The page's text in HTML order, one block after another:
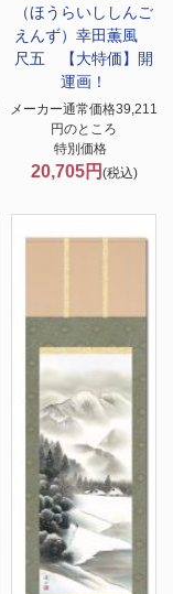
（ほうらいししんご
えんず）幸田薫風
尺五 【大特価】開
運画！
メーカー通常価格39,211
円のところ
特別価格
20,705円 (税込)